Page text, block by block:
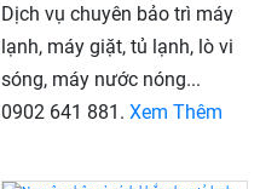
Dịch vụ chuyên bảo trì máy
lạnh, máy giặt, tủ lạnh, lò vi
sóng, máy nước nóng...
0902 641 881. Xem Thêm